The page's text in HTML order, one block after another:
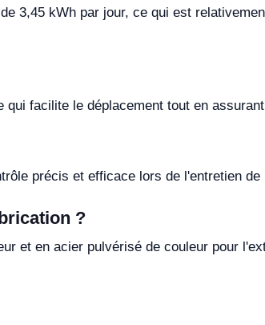
3,45 kWh par jour, ce qui est
facilite le déplacement tout en
précis et efficace lors de l'entretien de
?
et en acier pulvérisé de couleur pour